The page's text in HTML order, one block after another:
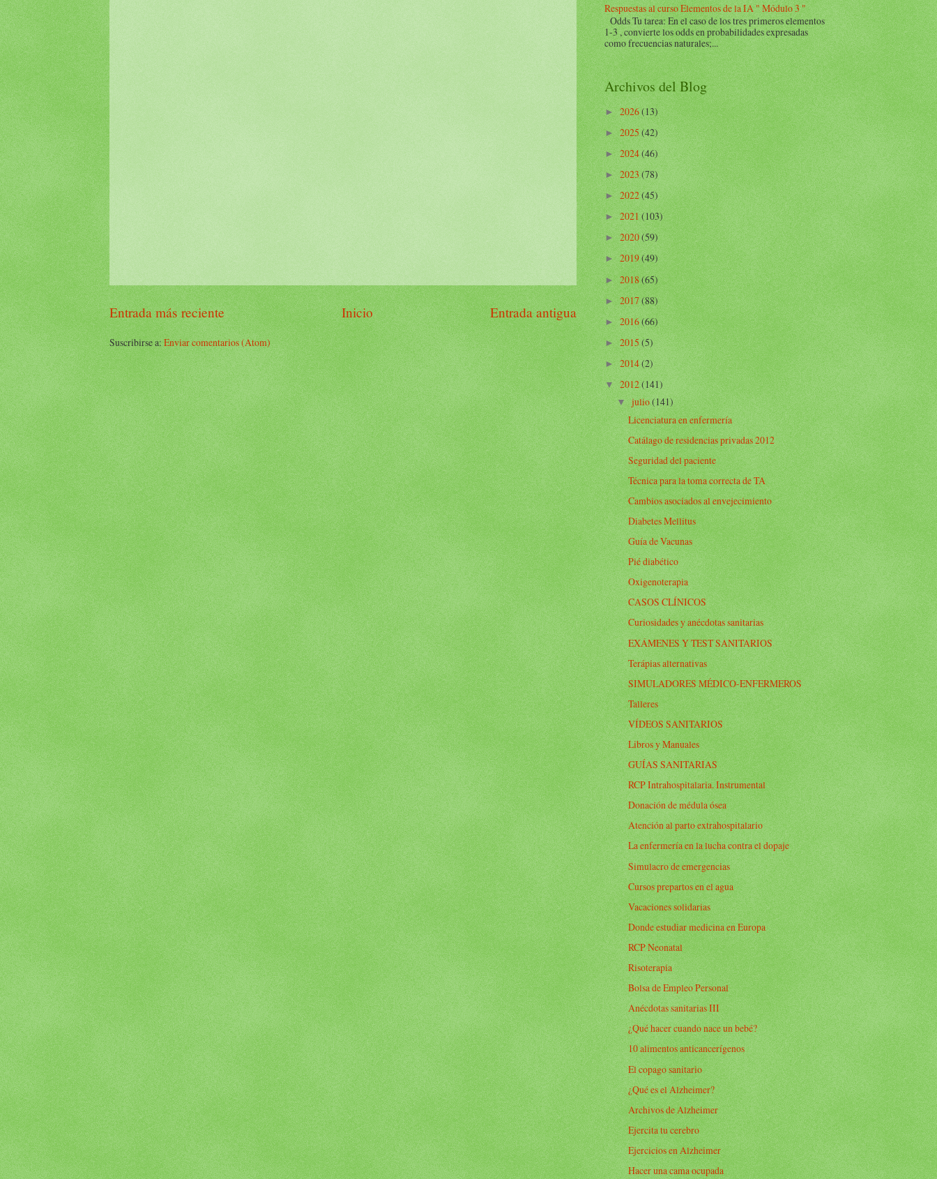
Entrada más reciente Entrada antigua
Inicio
Suscribirse a:Enviar comentarios (Atom)
Respuestas al curso Elementos de la IA " Módulo 3 "
Odds Tu tarea: En el caso de los tres primeros elementos
1-3 , convierte los odds en probabilidades expresadas
como frecuencias naturales;...
Archivos del Blog
►2026(13)
►2025(42)
►2024(46)
►2023(78)
►2022(45)
►2021(103)
►2020(59)
►2019(49)
►2018(65)
►2017(88)
►2016(66)
►2015(5)
►2014(2)
▼2012(141)
▼julio(141)
Licenciatura en enfermería
Catálago de residencias privadas 2012
Seguridad del paciente
Técnica para la toma correcta de TA
Cambios asociados al envejecimiento
Diabetes Mellitus
Guía de Vacunas
Pié diabético
Oxigenoterapia
CASOS CLÍNICOS
Curiosidades y anécdotas sanitarias
EXÁMENES Y TEST SANITARIOS
Terápias alternativas
SIMULADORES MÉDICO-ENFERMEROS
Talleres
VÍDEOS SANITARIOS
Libros y Manuales
GUÍAS SANITARIAS
RCP Intrahospitalaria. Instrumental
Donación de médula ósea
Atención al parto extrahospitalario
La enfermería en la lucha contra el dopaje
Simulacro de emergencias
Cursos prepartos en el agua
Vacaciones solidarias
Donde estudiar medicina en Europa
RCP Neonatal
Risoterapia
Bolsa de Empleo Personal
Anécdotas sanitarias III
¿Qué hacer cuando nace un bebé?
10 alimentos anticancerígenos
El copago sanitario
¿Qué es el Alzheimer?
Archivos de Alzheimer
Ejercita tu cerebro
Ejercicios en Alzheimer
Hacer una cama ocupada